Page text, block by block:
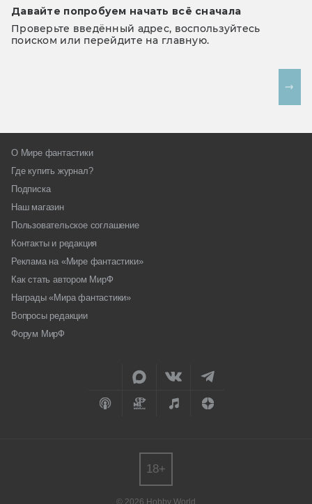
Давайте попробуем начать всё сначала
Проверьте введённый адрес, воспользуйтесь
поиском или перейдите на главную.
О Мире фантастики
Где купить журнал?
Подписка
Наш магазин
Пользовательское соглашение
Контакты и редакция
Реклама на «Мире фантастики»
Как стать автором МирФ
Награды «Мира фантастики»
Вопросы редакции
Форум МирФ
© 2026 Hobby World
18+